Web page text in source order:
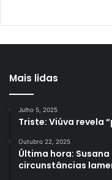
Mais lidas
Julho 5, 2025
Triste: Viúva revela
Outubro 22, 2025
Última hora:
circunstâncias